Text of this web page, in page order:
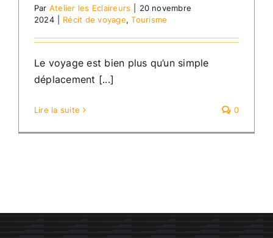
Par Atelier les Eclaireurs
20 novembre
2024
Récit de voyage,Tourisme
Le voyage est bien plus qu’un simple
déplacement [...]
Lire la suite 0